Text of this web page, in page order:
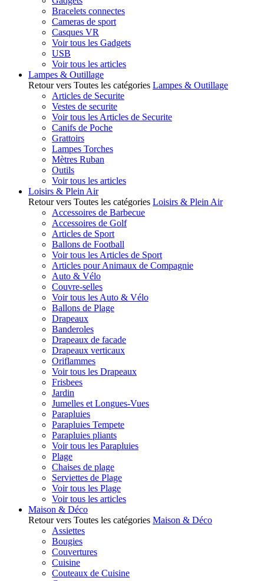
Bracelets connectes
Cameras de sport
Casques VR
Voir tous les Gadgets
USB
Voir tous les articles
Lampes & Outillage
Retour vers Toutes les catégories Lampes & Outillage
Articles de Securite
Vestes de securite
Voir tous les Articles de Securite
Canifs de Poche
Grattoirs
Lampes Torches
Mètres Ruban
Outils
Voir tous les articles
Loisirs & Plein Air
Retour vers Toutes les catégories Loisirs & Plein Air
Accessoires de Barbecue
Accessoires de Golf
Articles de Sport
Ballons de Football
Voir tous les Articles de Sport
Articles pour Animaux de Compagnie
Auto & Vélo
Couvre-selles
Voir tous les Auto & Vélo
Ballons de Plage
Drapeaux
Banderoles
Drapeaux de facade
Drapeaux verticaux
Oriflammes
Voir tous les Drapeaux
Frisbees
Jardin
Jumelles et Longues-Vues
Parapluies
Parapluies Tempete
Parapluies pliants
Voir tous les Parapluies
Plage
Chaises de plage
Serviettes de Plage
Voir tous les Plage
Voir tous les articles
Maison & Déco
Retour vers Toutes les catégories Maison & Déco
Assiettes
Bougies
Couvertures
Cuisine
Couteaux de Cuisine